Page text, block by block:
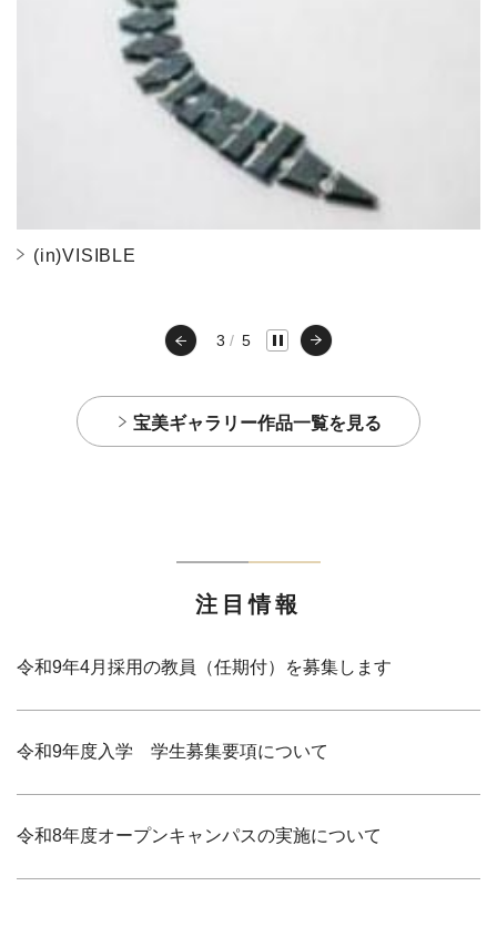
3 5
(in)VISIBLE
宝美ギャラリー作品一覧を見る
注目情報
令和9年4月採用の教員（任期付）を募集します
令和9年度入学 学生募集要項について
令和8年度オープンキャンパスの実施について